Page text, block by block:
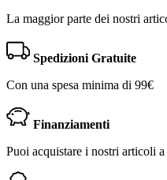
La maggior parte dei nostri
Spedizioni Gratuite
Con una spesa minima di 99€
Finanziamenti
Puoi acquistare i nostri articoli